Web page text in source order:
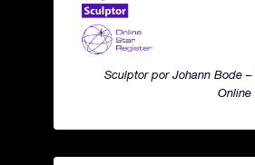
Sculptor por Johann Bode
Online